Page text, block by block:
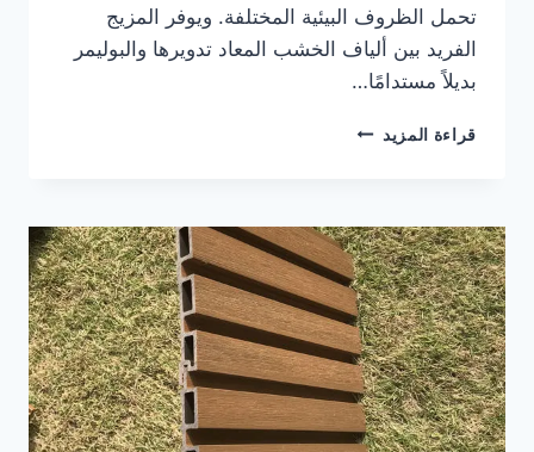
تحمل الظروف البيئية المختلفة. ويوفر المزيج
الفريد بين ألياف الخشب المعاد تدويرها والبوليمر
بديلاً مستدامًا…
قراءة المزيد أعمدة
للمتاحف
تتميز
بأداء
خارجي
متين
ولا
يتطلب
صيانة
كثيرة